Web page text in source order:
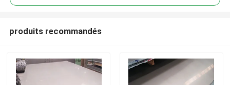
produits recommandés